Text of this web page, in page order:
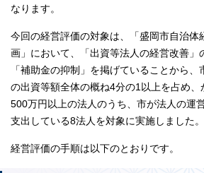
なります。
今回の経営評価の対象は、「盛岡市自治体
画」において、「出資等法人の経営改善」
「補助金の抑制」を掲げていることから、
の出資等額全体の概ね4分の1以上を占め
500万円以上の法人のうち、市が法人の運
支出している8法人を対象に実施しました。
経営評価の手順は以下のとおりです。